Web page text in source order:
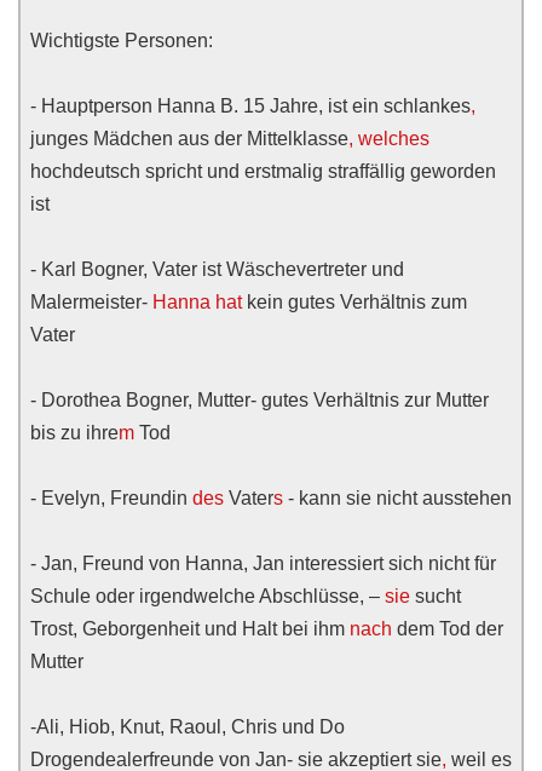
Wichtigste Personen:
- Hauptperson Hanna B. 15 Jahre, ist ein schlankes,
junges Mädchen aus der Mittelklasse, welches
hochdeutsch spricht und erstmalig straffällig geworden
ist
- Karl Bogner, Vater ist Wäschevertreter und
Malermeister- Hanna hat kein gutes Verhältnis zum
Vater
- Dorothea Bogner, Mutter- gutes Verhältnis zur Mutter
bis zu ihrem Tod
- Evelyn, Freundin des Vaters - kann sie nicht ausstehen
- Jan, Freund von Hanna, Jan interessiert sich nicht für
Schule oder irgendwelche Abschlüsse, – sie sucht
Trost, Geborgenheit und Halt bei ihm nach dem Tod der
Mutter
-Ali, Hiob, Knut, Raoul, Chris und Do
Drogendealerfreunde von Jan- sie akzeptiert sie, weil es